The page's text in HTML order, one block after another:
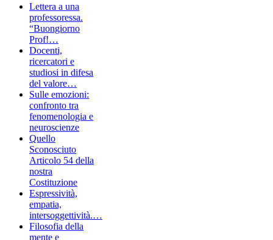
Lettera a una
professoressa.
“Buongiorno
Prof!…
Docenti,
ricercatori e
studiosi in difesa
del valore…
Sulle emozioni:
confronto tra
fenomenologia e
neuroscienze
Quello
Sconosciuto
Articolo 54 della
nostra
Costituzione
Espressività,
empatia,
intersoggettività.…
Filosofia della
mente e